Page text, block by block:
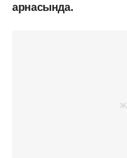
арнасында.